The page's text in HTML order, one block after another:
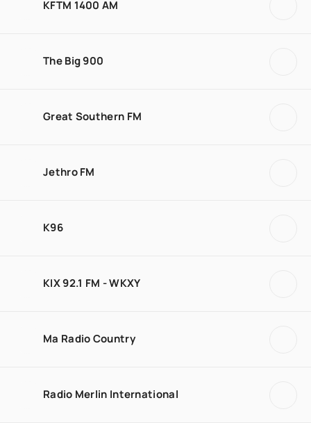
KFTM 1400 AM
The Big 900
Great Southern FM
Jethro FM
K96
KIX 92.1 FM - WKXY
Ma Radio Country
Radio Merlin International